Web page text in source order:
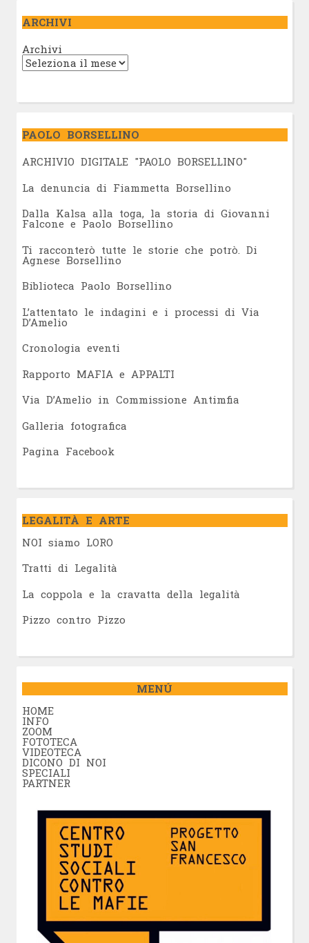
ARCHIVI
Archivi
PAOLO BORSELLINO
ARCHIVIO DIGITALE "PAOLO BORSELLINO"
La denuncia di Fiammetta Borsellino
Dalla Kalsa alla toga, la storia di Giovanni
Falcone e Paolo Borsellino
Ti racconterò tutte le storie che potrò. Di
Agnese Borsellino
Biblioteca Paolo Borsellino
L’attentato le indagini e i processi di Via
D’Amelio
Cronologia eventi
Rapporto MAFIA e APPALTI
Via D’Amelio in Commissione Antimfia
Galleria fotografica
Pagina Facebook
LEGALITÀ E ARTE
NOI siamo LORO
Tratti di Legalità
La coppola e la cravatta della legalità
Pizzo contro Pizzo
MENÚ
HOME
INFO
ZOOM
FOTOTECA
VIDEOTECA
DICONO DI NOI
SPECIALI
PARTNER